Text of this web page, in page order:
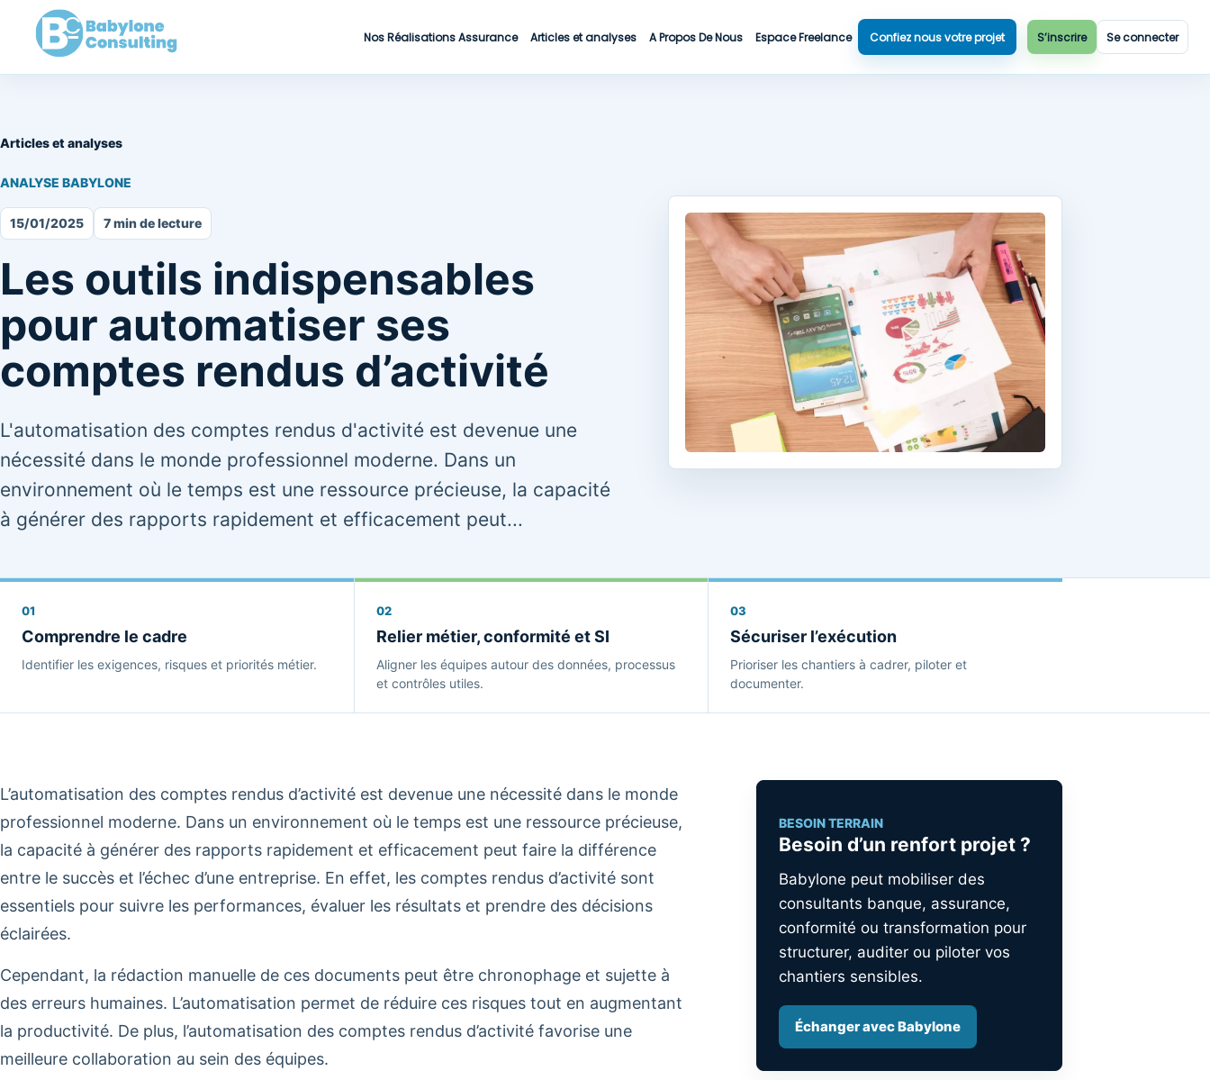
Nos Réalisations Assurance Articles et analyses A Propos De Nous Espace Freelance Confiez nous votre projet S’inscrire Se connecter
Articles et analyses
ANALYSE BABYLONE
15/01/2025 7 min de lecture
Les outils indispensables
pour automatiser ses
comptes rendus d’activité
L'automatisation des comptes rendus d'activité est devenue une
nécessité dans le monde professionnel moderne. Dans un
environnement où le temps est une ressource précieuse, la capacité
à générer des rapports rapidement et efficacement peut...
01
Comprendre le cadre
Identifier les exigences, risques et priorités métier.
02
Relier métier, conformité et SI
Aligner les équipes autour des données, processus
et contrôles utiles.
03
Sécuriser l’exécution
Prioriser les chantiers à cadrer, piloter et
documenter.
L’automatisation des comptes rendus d’activité est devenue une nécessité dans le monde
professionnel moderne. Dans un environnement où le temps est une ressource précieuse,
la capacité à générer des rapports rapidement et efficacement peut faire la différence
entre le succès et l’échec d’une entreprise. En effet, les comptes rendus d’activité sont
essentiels pour suivre les performances, évaluer les résultats et prendre des décisions
éclairées.
Cependant, la rédaction manuelle de ces documents peut être chronophage et sujette à
des erreurs humaines. L’automatisation permet de réduire ces risques tout en augmentant
la productivité. De plus, l’automatisation des comptes rendus d’activité favorise une
meilleure collaboration au sein des équipes.
BESOIN TERRAIN
Besoin d’un renfort projet ?
Babylone peut mobiliser des
consultants banque, assurance,
conformité ou transformation pour
structurer, auditer ou piloter vos
chantiers sensibles.
Échanger avec Babylone